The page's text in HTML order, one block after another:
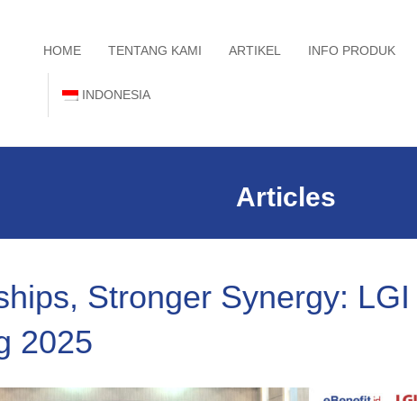
HOME TENTANG KAMI ARTIKEL INFO PRODUK
INDONESIA
Articles
Stronger Synergy: LGI
2025